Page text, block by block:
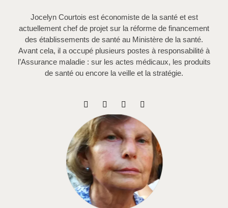
Jocelyn Courtois est économiste de la santé et est
actuellement chef de projet sur la réforme de financement
des établissements de santé au Ministère de la santé.
Avant cela, il a occupé plusieurs postes à responsabilité à
l’Assurance maladie : sur les actes médicaux, les produits
de santé ou encore la veille et la stratégie.